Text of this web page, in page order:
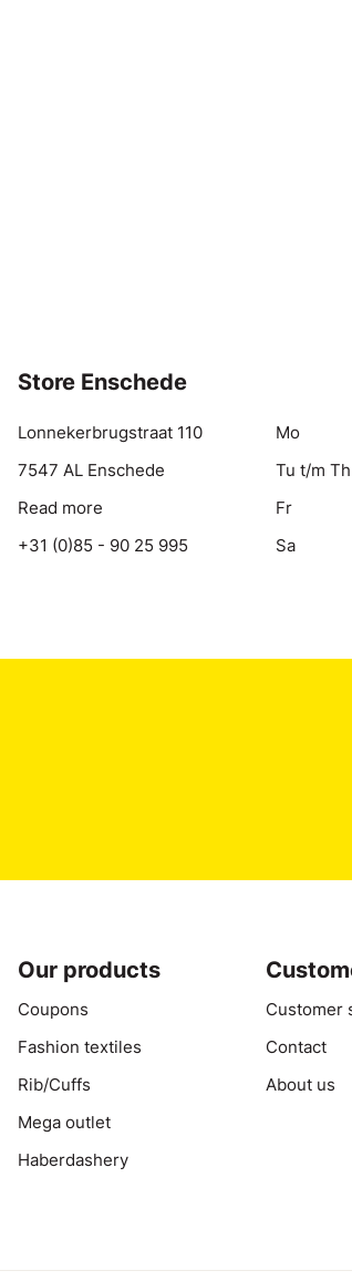
Store Enschede
Lonnekerbrugstraat 110
7547 AL Enschede
Read more
+31 (0)85 - 90 25 995
Mo
Tu t/m Th
Fr
Sa
Our products
Coupons
Fashion textiles
Rib/Cuffs
Mega outlet
Haberdashery
Customer
Contact
About us